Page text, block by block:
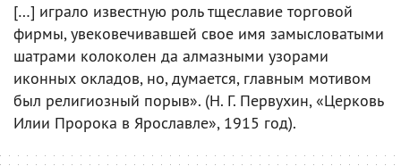
[…] играло известную роль тщеславие торговой
фирмы, увековечивавшей свое имя замысловатыми
шатрами колоколен да алмазными узорами
иконных окладов, но, думается, главным мотивом
был религиозный порыв». (Н. Г. Первухин, «Церковь
Илии Пророка в Ярославле», 1915 год).